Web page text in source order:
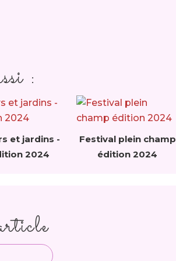
:
et jardins -
2024
Festival plein champ
édition 2024